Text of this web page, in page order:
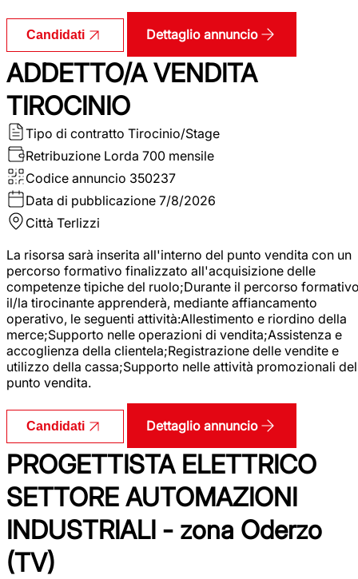
Candidati Dettaglio annuncio
ADDETTO/A VENDITA
TIROCINIO
Tipo di contratto Tirocinio/Stage
Retribuzione Lorda 700 mensile
Codice annuncio 350237
Data di pubblicazione 7/8/2026
Città Terlizzi
La risorsa sarà inserita all'interno del punto vendita con un
percorso formativo finalizzato all'acquisizione delle
competenze tipiche del ruolo;Durante il percorso
il/la tirocinante apprenderà, mediante affiancamento
operativo, le seguenti attività:Allestimento e riordino della
merce;Supporto nelle operazioni di vendita;Assistenza e
accoglienza della clientela;Registrazione delle vendite e
utilizzo della cassa;Supporto nelle attività promozionali del
punto vendita.
Candidati Dettaglio annuncio
PROGETTISTA ELETTRICO
SETTORE AUTOMAZIONI
INDUSTRIALI - zona Oderzo
(TV)